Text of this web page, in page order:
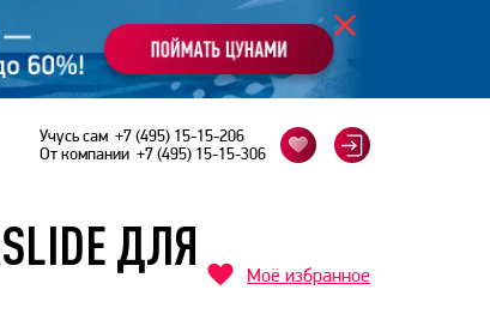
Учусь сам +7 (495) 15-15-206
От компании +7 (495) 15-15-306
ДЛЯ
Моё избранное